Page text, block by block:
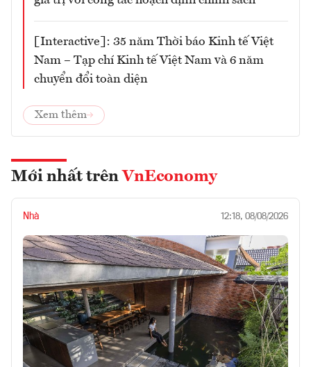
[Interactive]: 35 năm Thời báo Kinh tế Việt
Nam – Tạp chí Kinh tế Việt Nam và 6 năm
chuyển đổi toàn diện
Xem thêm
Mới nhất trên VnEconomy
Nhà 12:18, 08/08/2026